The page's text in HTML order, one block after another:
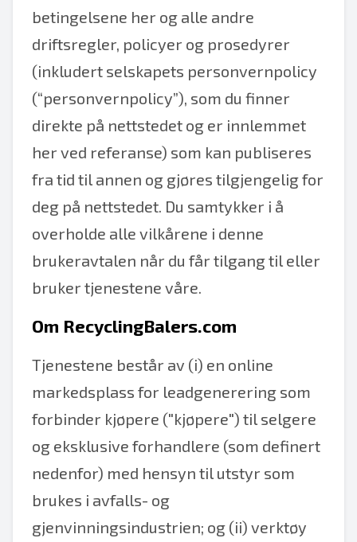
betingelsene her og alle andre
driftsregler, policyer og prosedyrer
(inkludert selskapets personvernpolicy
(“personvernpolicy”), som du finner
direkte på nettstedet og er innlemmet
her ved referanse) som kan publiseres
fra tid til annen og gjøres tilgjengelig for
deg på nettstedet. Du samtykker i å
overholde alle vilkårene i denne
brukeravtalen når du får tilgang til eller
bruker tjenestene våre.
Om RecyclingBalers.com
Tjenestene består av (i) en online
markedsplass for leadgenerering som
forbinder kjøpere ("kjøpere") til selgere
og eksklusive forhandlere (som definert
nedenfor) med hensyn til utstyr som
brukes i avfalls- og
gjenvinningsindustrien; og (ii) verktøy